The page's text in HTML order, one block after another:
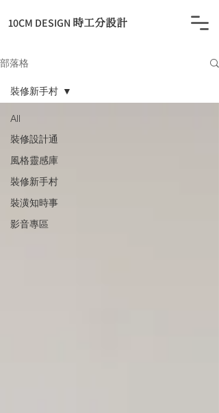
​10CM DESIGN 時工分設計
部落格
All
裝修設計通
風格靈感庫
裝修新手村
裝潢知時事
影音專區
裝修新手村